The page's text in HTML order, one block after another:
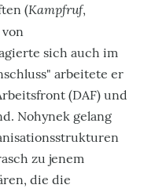
(Kampfruf,
sich auch im
arbeitete er
(DAF) und
Nohynek gelang
zu jenem
die die